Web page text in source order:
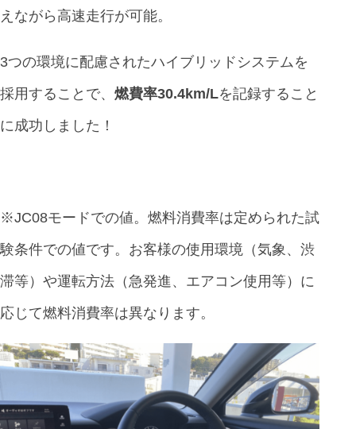
えながら高速走行が可能。
3つの環境に配慮されたハイブリッドシステムを
採用することで、 燃費率30.4km/Lを記録すること
に成功しました！
※JC08モードでの値。燃料消費率は定められた試
験条件での値です。お客様の使用環境（気象、渋
滞等）や運転方法（急発進、エアコン使用等）に
応じて燃料消費率は異なります。